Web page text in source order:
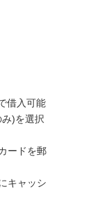
借入可能
)を選択
ードを郵
キャッシ